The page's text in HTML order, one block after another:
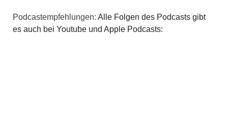
Podcastempfehlungen: Alle Folgen des Podcasts gibt
es auch bei Youtube und Apple Podcasts: